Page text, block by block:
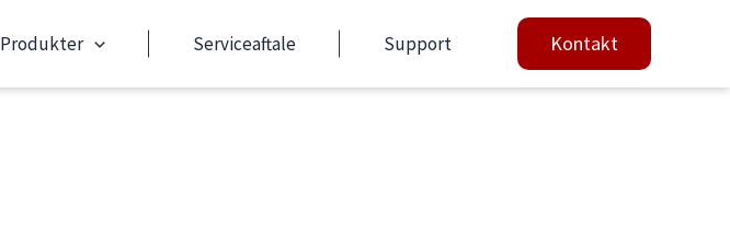
Produkter Serviceaftale Support Kontakt